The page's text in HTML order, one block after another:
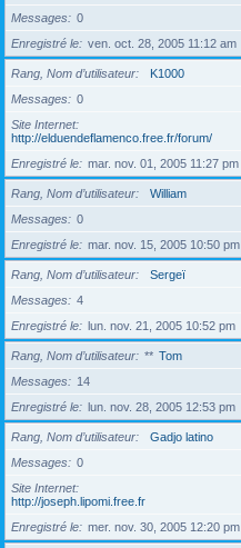
Messages
0
Enregistré le
ven. oct. 28, 2005 11:12 am
Rang, Nom d’utilisateur
K1000
Messages
0
Site Internet
http://elduendeflamenco.free.fr/forum/
Enregistré le
mar. nov. 01, 2005 11:27 pm
Rang, Nom d’utilisateur
William
Messages
0
Enregistré le
mar. nov. 15, 2005 10:50 pm
Rang, Nom d’utilisateur
Sergeï
Messages
4
Enregistré le
lun. nov. 21, 2005 10:52 pm
Rang, Nom d’utilisateur ** Tom
Messages
14
Enregistré le
lun. nov. 28, 2005 12:53 pm
Rang, Nom d’utilisateur
Gadjo latino
Messages
0
Site Internet
http://joseph.lipomi.free.fr
Enregistré le
mer. nov. 30, 2005 12:20 pm